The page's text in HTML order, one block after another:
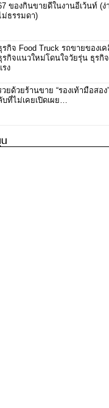
ของกินขายดีในงานอีเว้นท์ (ง่
ม่ธรรมดา)
รกิจ Food Truck รถขายของเ
รกิจแนวใหม่โดนใจวัยรุ่น ธุรกิ
รง
วยด้วยร้านขาย “รองเท้ามือสอง
บที่ไม่เคยเปิดเผย…